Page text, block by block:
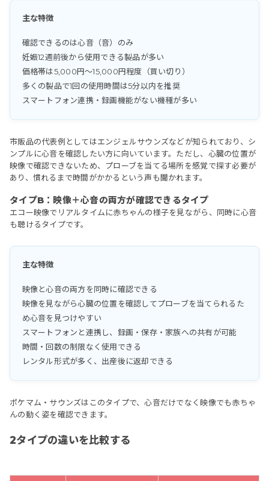
主な特徴
確認できるのは心音（音）のみ
妊娠12週前後から使用できる製品が多い
価格帯は5,000円〜15,000円程度（買い切り）
多くの製品で1回の使用時間は5分以内を推奨
スマートフォン連携・録画機能がない機種が多い
市販品の代表例としてはエンジェルサウンズなどが知られており、シ
ンプルに心音を確認したい方に向いています。ただし、心臓の位置が
映像で確認できないため、プローブを当てる場所を感覚で探す必要が
あり、慣れるまで時間がかかるという声も聞かれます。
タイプB：映像＋心音の両方が確認できるタイプ
エコー映像でリアルタイムに赤ちゃんの様子を見ながら、同時に心音
も聴けるタイプです。
主な特徴
映像と心音の両方を同時に確認できる
映像を見ながら心臓の位置を確認してプローブを当てられるた
め心音を見つけやすい
スマートフォンと連携し、録画・保存・家族への共有が可能
時間・回数の制限なく使用できる
レンタル形式が多く、出産後に返却できる
ポケマム・サウンズはこのタイプで、心音だけでなく映像でも赤ちゃ
んの動く姿を確認できます。
2タイプの違いを比較する